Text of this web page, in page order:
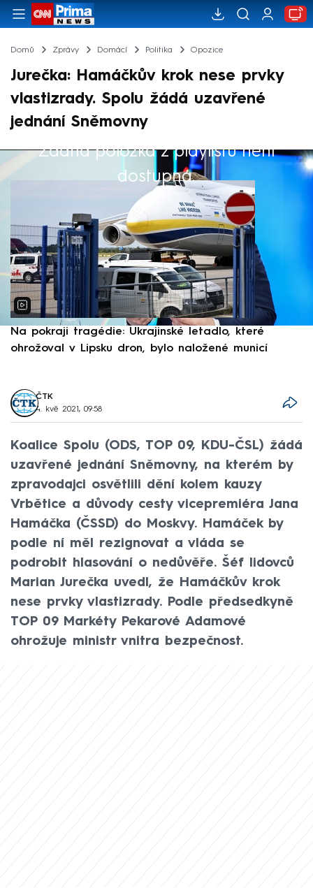
Domů Zprávy Domácí Politika Opozice
Jurečka: Hamáčkův krok nese prvky
vlastizrady. Spolu žádá uzavřené
jednání Sněmovny
Žádná položka z playlistu není
dostupná.
Výběr redakce
Na pokraji tragédie: Ukrajinské letadlo, které
ohrožoval v Lipsku dron, bylo naložené municí
ČTK
4. kvě 2021, 09:58
Koalice Spolu (ODS, TOP 09, KDU-ČSL) žádá
uzavřené jednání Sněmovny, na kterém by
zpravodajci osvětlili dění kolem kauzy
Vrbětice a důvody cesty vicepremiéra Jana
Hamáčka (ČSSD) do Moskvy. Hamáček by
podle ní měl rezignovat a vláda se
podrobit hlasování o nedůvěře. Šéf lidovců
Marian Jurečka uvedl, že Hamáčkův krok
nese prvky vlastizrady. Podle předsedkyně
TOP 09 Markéty Pekarové Adamové
ohrožuje ministr vnitra bezpečnost.